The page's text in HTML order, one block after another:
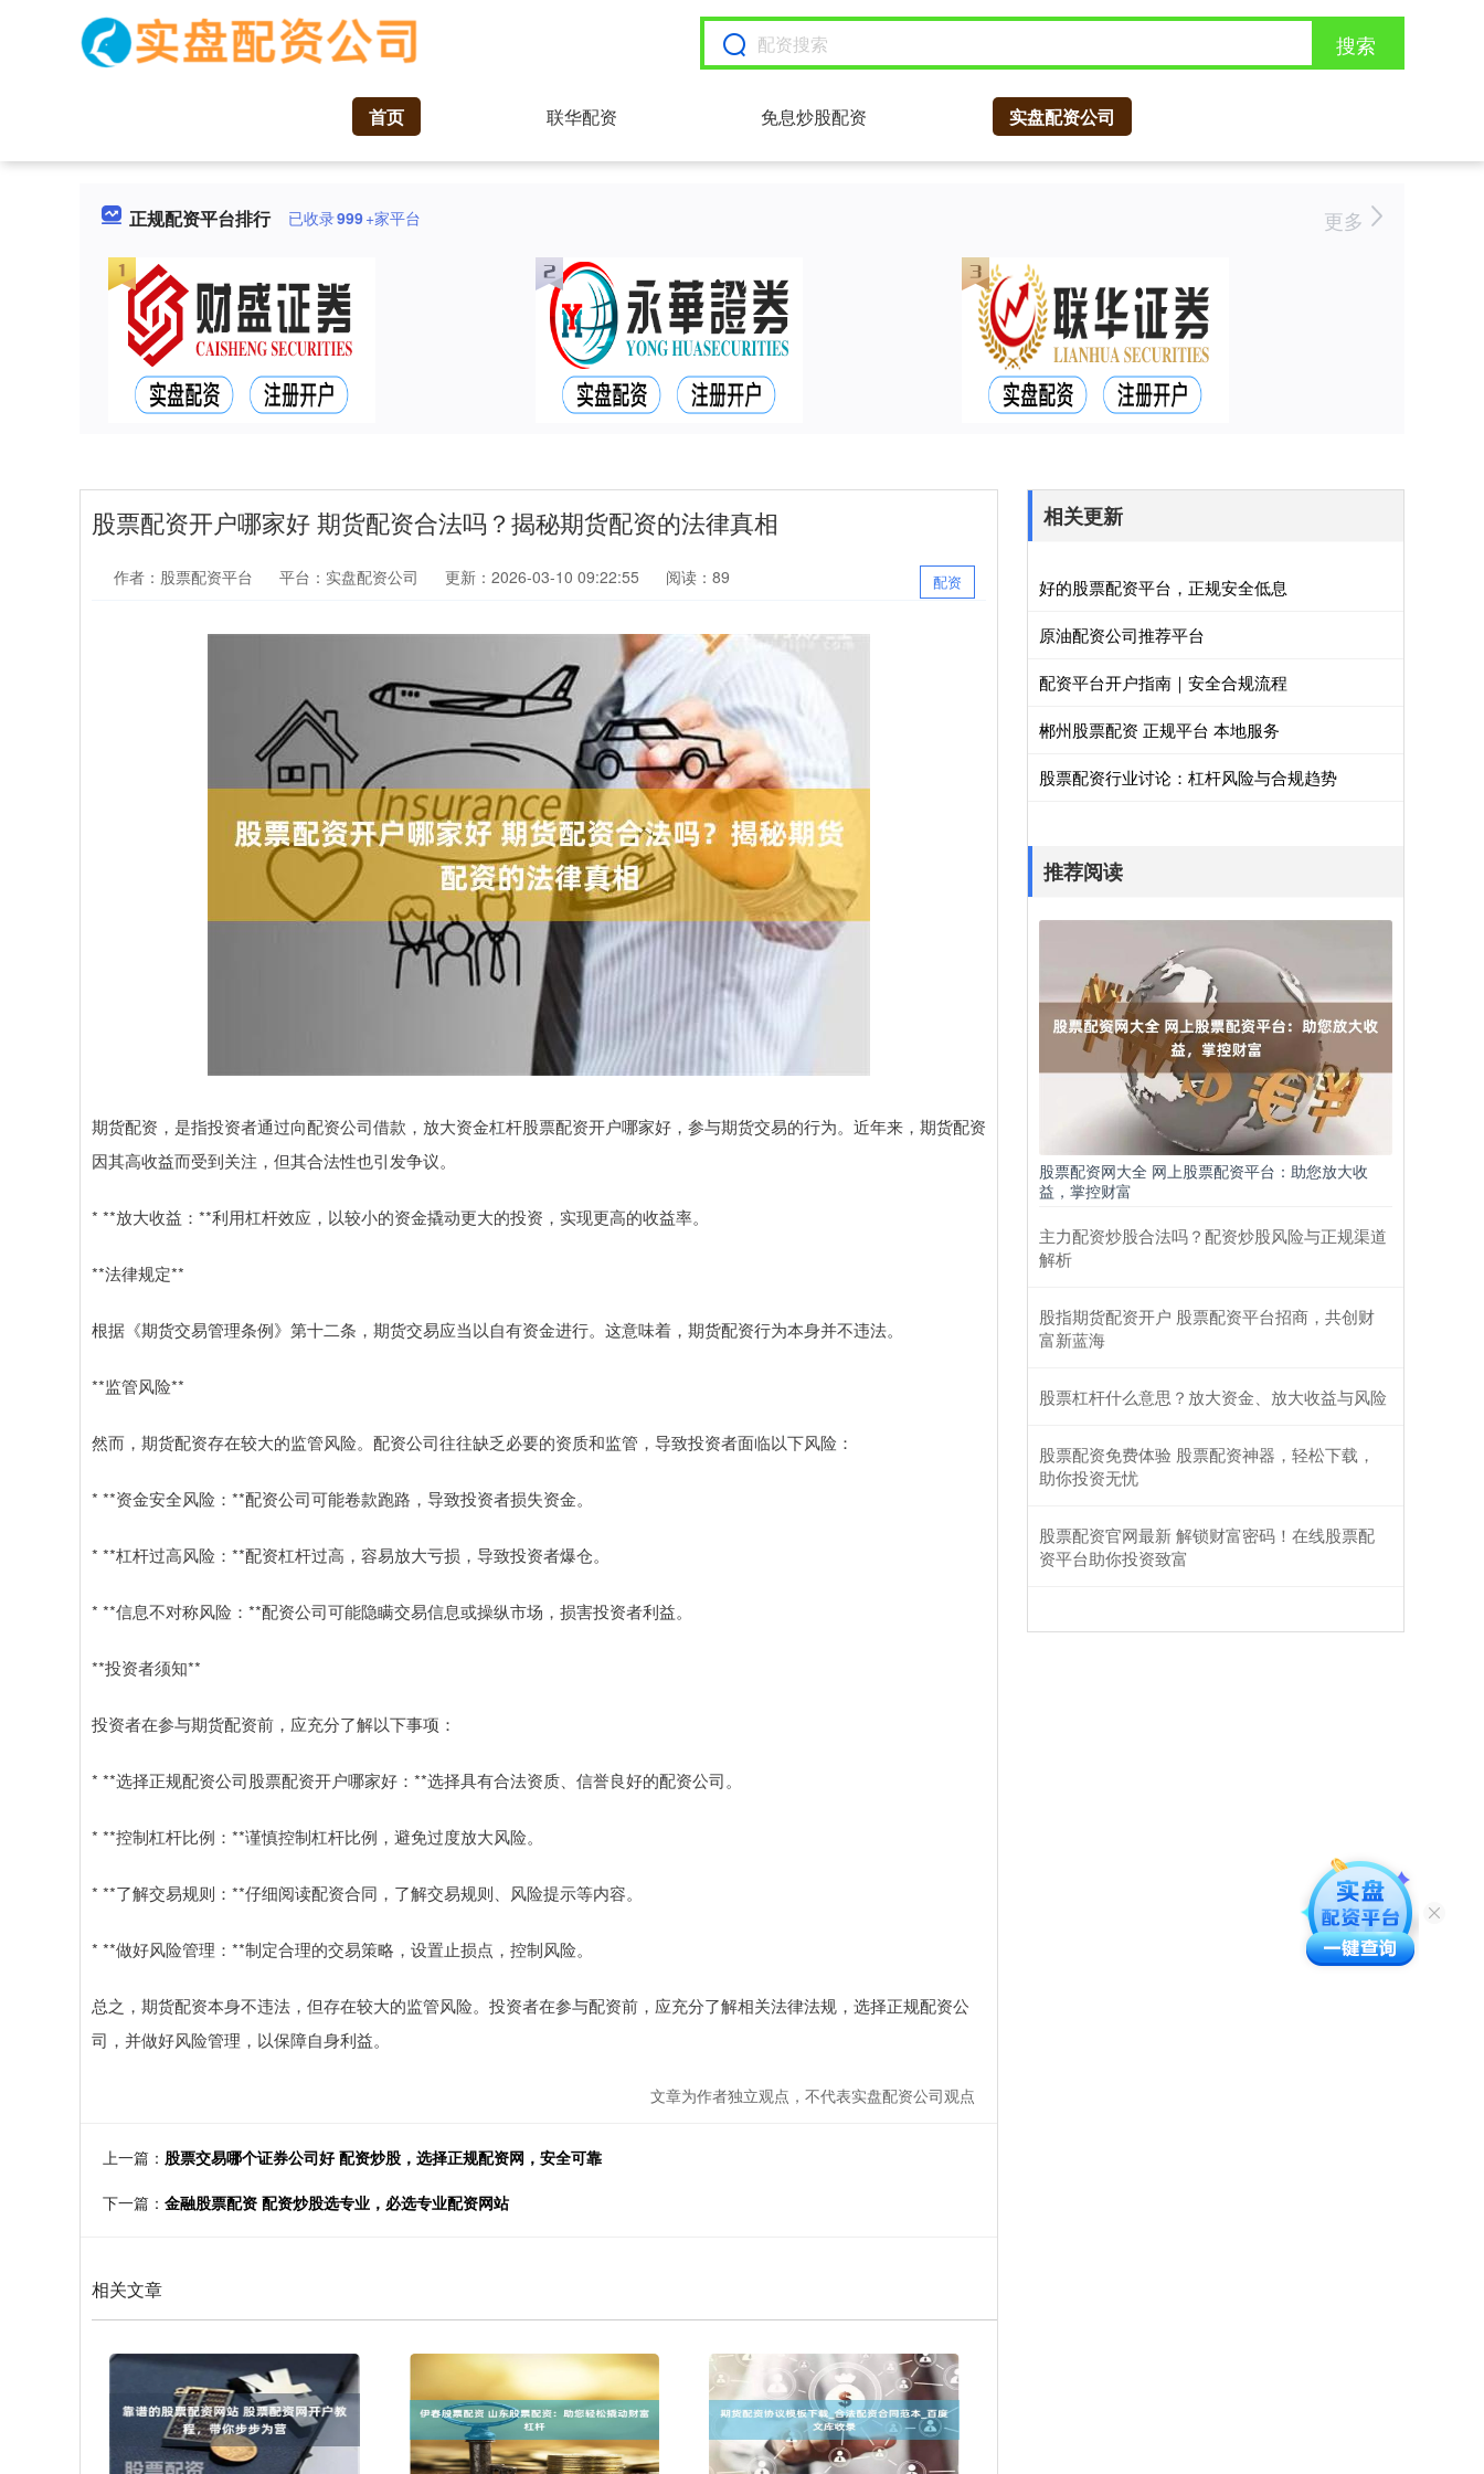
搜索
首页 联华配资 免息炒股配资 实盘配资公司
正规配资平台排行 已收录999+家平台 更多
股票配资开户哪家好 期货配资合法吗？揭秘期货配资的法律真相
配资
作者：股票配资平台 平台：实盘配资公司 更新：2026-03-10 09:22:55 阅读：89
期货配资，是指投资者通过向配资公司借款，放大资金杠杆股票配资开户哪家好，参与期货交易的行为。近年来，期货配资
因其高收益而受到关注，但其合法性也引发争议。
* **放大收益：**利用杠杆效应，以较小的资金撬动更大的投资，实现更高的收益率。
**法律规定**
根据《期货交易管理条例》第十二条，期货交易应当以自有资金进行。这意味着，期货配资行为本身并不违法。
**监管风险**
然而，期货配资存在较大的监管风险。配资公司往往缺乏必要的资质和监管，导致投资者面临以下风险：
* **资金安全风险：**配资公司可能卷款跑路，导致投资者损失资金。
* **杠杆过高风险：**配资杠杆过高，容易放大亏损，导致投资者爆仓。
* **信息不对称风险：**配资公司可能隐瞒交易信息或操纵市场，损害投资者利益。
**投资者须知**
投资者在参与期货配资前，应充分了解以下事项：
* **选择正规配资公司股票配资开户哪家好：**选择具有合法资质、信誉良好的配资公司。
* **控制杠杆比例：**谨慎控制杠杆比例，避免过度放大风险。
* **了解交易规则：**仔细阅读配资合同，了解交易规则、风险提示等内容。
* **做好风险管理：**制定合理的交易策略，设置止损点，控制风险。
总之，期货配资本身不违法，但存在较大的监管风险。投资者在参与配资前，应充分了解相关法律法规，选择正规配资公
司，并做好风险管理，以保障自身利益。
文章为作者独立观点，不代表实盘配资公司观点
上一篇： 股票交易哪个证券公司好 配资炒股，选择正规配资网，安全可靠
下一篇： 金融股票配资 配资炒股选专业，必选专业配资网站
相关文章
相关更新
好的股票配资平台，正规安全低息
原油配资公司推荐平台
配资平台开户指南｜安全合规流程
郴州股票配资 正规平台 本地服务
股票配资行业讨论：杠杆风险与合规趋势
推荐阅读
股票配资网大全 网上股票配资平台：助您放大收
益，掌控财富
主力配资炒股合法吗？配资炒股风险与正规渠道
解析
股指期货配资开户 股票配资平台招商，共创财
富新蓝海
股票杠杆什么意思？放大资金、放大收益与风险
股票配资免费体验 股票配资神器，轻松下载，
助你投资无忧
股票配资官网最新 解锁财富密码！在线股票配
资平台助你投资致富